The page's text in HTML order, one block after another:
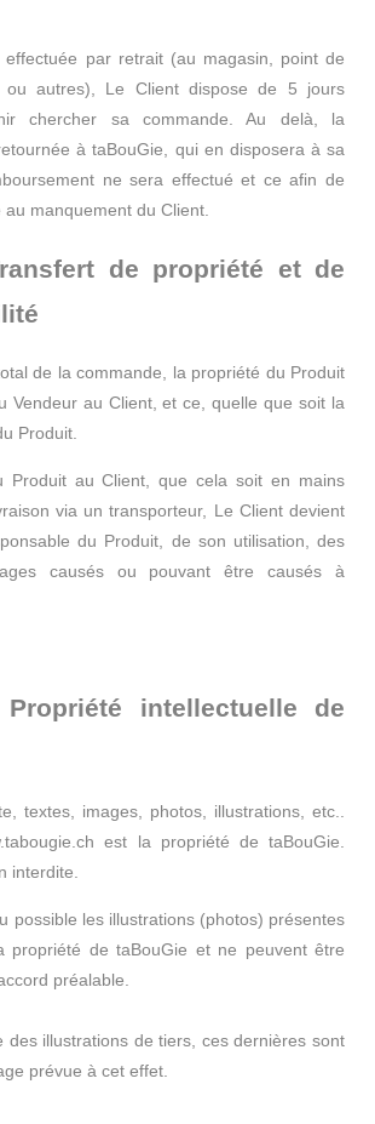
par retrait (au magasin, point de
ou autres), Le Client dispose de 5 jours
chercher sa commande. Au delà, la
à taBouGie, qui en disposera à sa
ne sera effectué et ce afin de
manquement du Client.
de propriété et de
de la commande, la propriété du Produit
Vendeur au Client, et ce, quelle que soit la
Produit.
Produit au Client, que cela soit en mains
via un transporteur, Le Client devient
du Produit, de son utilisation, des
causés ou pouvant être causés à
intellectuelle de
textes, images, photos, illustrations, etc..
est la propriété de taBouGie.
interdite.
possible les illustrations (photos) présentes
propriété de taBouGie et ne peuvent être
préalable.
des illustrations de tiers, ces dernières sont
prévue à cet effet.